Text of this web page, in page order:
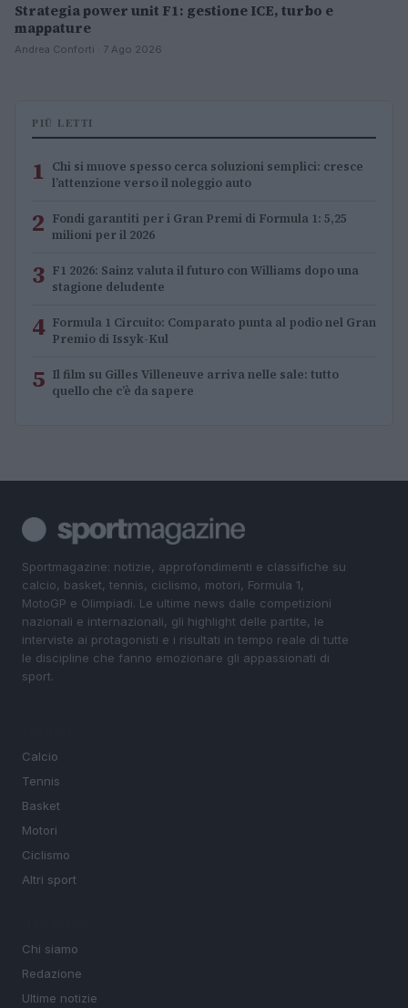
Strategia power unit F1: gestione ICE, turbo e
mappature
Andrea Conforti · 7 Ago 2026
PIÙ LETTI
1 Chi si muove spesso cerca soluzioni semplici: cresce
l’attenzione verso il noleggio auto
2 Fondi garantiti per i Gran Premi di Formula 1: 5,25
milioni per il 2026
3 F1 2026: Sainz valuta il futuro con Williams dopo una
stagione deludente
4 Formula 1 Circuito: Comparato punta al podio nel Gran
Premio di Issyk-Kul
5 Il film su Gilles Villeneuve arriva nelle sale: tutto
quello che c’è da sapere
Sportmagazine: notizie, approfondimenti e classifiche su
calcio, basket, tennis, ciclismo, motori, Formula 1,
MotoGP e Olimpiadi. Le ultime news dalle competizioni
nazionali e internazionali, gli highlight delle partite, le
interviste ai protagonisti e i risultati in tempo reale di tutte
le discipline che fanno emozionare gli appassionati di
sport.
Calcio
Tennis
Basket
Motori
Ciclismo
Altri sport
Chi siamo
Redazione
Ultime notizie